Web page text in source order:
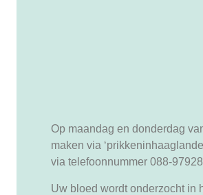
Op maandag en donderdag
maken via
via telefoonnummer 088-
Uw bloed wordt onderzocht in